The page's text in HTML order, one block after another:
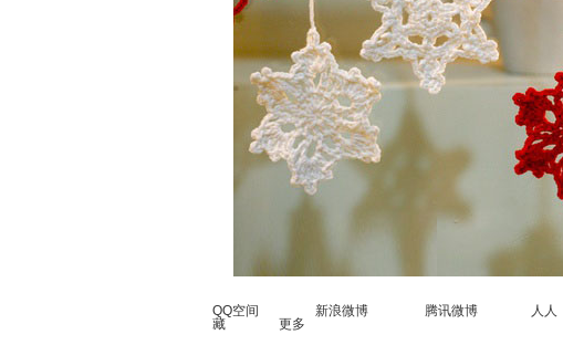
QQ空间 新浪微博 腾讯微博
藏 更多